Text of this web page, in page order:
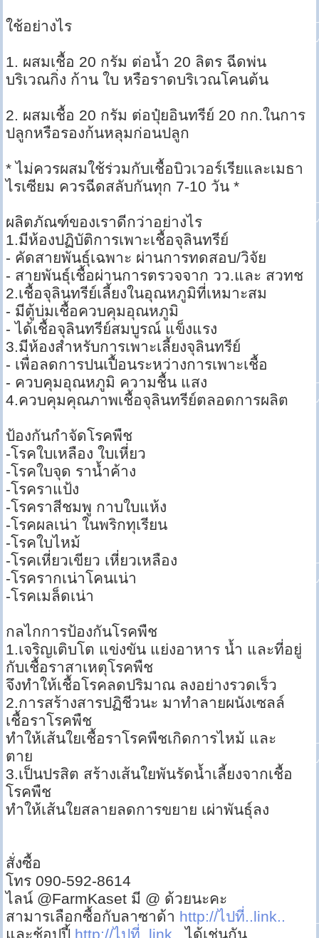
ใช้อย่างไร
1. ผสมเชื้อ 20 กรัม ต่อน้ำ 20 ลิตร ฉีดพ่น
บริเวณกิ่ง ก้าน ใบ หรือราดบริเวณโคนต้น
2. ผสมเชื้อ 20 กรัม ต่อปุ๋ยอินทรีย์ 20 กก.ในการ
ปลูกหรือรองก้นหลุมก่อนปลูก
* ไม่ควรผสมใช้ร่วมกับเชื้อบิวเวอร์เรียและเมธา
ไรเซียม ควรฉีดสลับกันทุก 7-10 วัน *
ผลิตภัณฑ์ของเราดีกว่าอย่างไร
1.มีห้องปฏิบัติการเพาะเชื้อจุลินทรีย์
- คัดสายพันธุ์เฉพาะ ผ่านการทดสอบ/วิจัย
- สายพันธุ์เชื้อผ่านการตรวจจาก วว.และ สวทช
2.เชื้อจุลินทรีย์เลี้ยงในอุณหภูมิที่เหมาะสม
- มีตู้บ่มเชื้อควบคุมอุณหภูมิ
- ได้เชื้อจุลินทรีย์สมบูรณ์ แข็งแรง
3.มีห้องสำหรับการเพาะเลี้ยงจุลินทรีย์
- เพื่อลดการปนเปื้อนระหว่างการเพาะเชื้อ
- ควบคุมอุณหภูมิ ความชื้น แสง
4.ควบคุมคุณภาพเชื้อจุลินทรีย์ตลอดการผลิต
ป้องกันกำจัดโรคพืช
-โรคใบเหลือง ใบเหี่ยว
-โรคใบจุด ราน้ำค้าง
-โรคราแป้ง
-โรคราสีชมพู กาบใบแห้ง
-โรคผลเน่า ในพริกทุเรียน
-โรคใบไหม้
-โรคเหี่ยวเขียว เหี่ยวเหลือง
-โรครากเน่าโคนเน่า
-โรคเมล็ดเน่า
กลไกการป้องกันโรคพืช
1.เจริญเติบโต แข่งขัน แย่งอาหาร น้ำ และที่อยู่
กับเชื้อราสาเหตุโรคพืช
จึงทำให้เชื้อโรคลดปริมาณ ลงอย่างรวดเร็ว
2.การสร้างสารปฏิชีวนะ มาทำลายผนังเซลล์
เชื้อราโรคพืช
ทำให้เส้นใยเชื้อราโรคพืชเกิดการไหม้ และ
ตาย
3.เป็นปรสิต สร้างเส้นใยพันรัดน้ำเลี้ยงจากเชื้อ
โรคพืช
ทำให้เส้นใยสลายลดการขยาย เผ่าพันธุ์ลง
สั่งซื้อ
โทร 090-592-8614
ไลน์ @FarmKaset มี @ ด้วยนะคะ
สามารเลือกซื้อกับลาซาด้า http://ไปที่..link..
และช้อปปี้ http://ไปที่..link.. ได้เช่นกัน